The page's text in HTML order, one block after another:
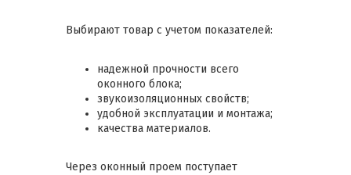
Выбирают товар с учетом показателей:
надежной прочности всего
оконного блока;
звукоизоляционных свойств;
удобной эксплуатации и монтажа;
качества материалов.
Через оконный проем поступает